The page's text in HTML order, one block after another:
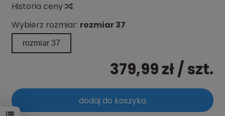
Historia ceny
Wybierz rozmiar: rozmiar 37
rozmiar 37
379,99 zł/ szt.
dodaj do koszyka